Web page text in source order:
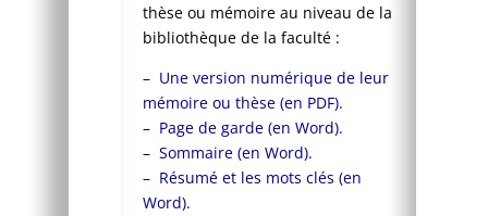
thèse ou mémoire au niveau de la
bibliothèque de la faculté :
– Une version numérique de leur
mémoire ou thèse (en PDF).
– Page de garde (en Word).
– Sommaire (en Word).
– Résumé et les mots clés (en
Word).